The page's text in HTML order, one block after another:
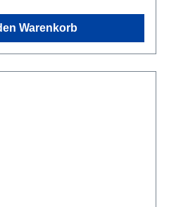
Warenkorb